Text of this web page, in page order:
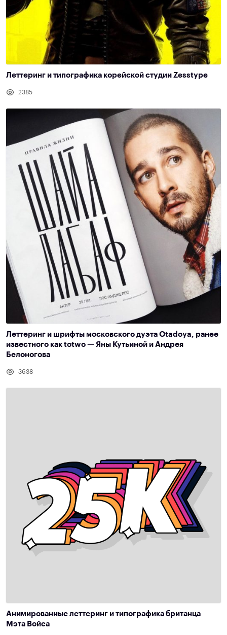
Леттеринг и типографика корейской студии Zesstype
2385
Леттеринг и шрифты московского дуэта Otadoya, ранее
известного как totwo — Яны Кутьиной и Андрея
Белоногова
3638
Анимированные леттеринг и типографика британца
Мэта Войса